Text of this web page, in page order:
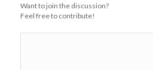
Want to join the discussion?
Feel free to contribute!